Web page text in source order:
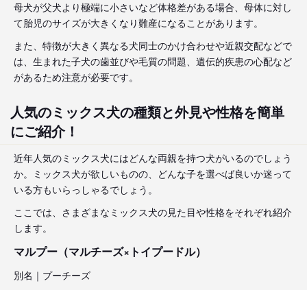
母犬が父犬より極端に小さいなど体格差がある場合、母体に対し
て胎児のサイズが大きくなり難産になることがあります。
また、特徴が大きく異なる犬同士のかけ合わせや近親交配などで
は、生まれた子犬の歯並びや毛質の問題、遺伝的疾患の心配など
があるため注意が必要です。
人気のミックス犬の種類と外見や性格を簡単
にご紹介！
近年人気のミックス犬にはどんな両親を持つ犬がいるのでしょう
か。ミックス犬が欲しいものの、どんな子を選べば良いか迷って
いる方もいらっしゃるでしょう。
ここでは、さまざまなミックス犬の見た目や性格をそれぞれ紹介
します。
マルプー（マルチーズ×トイプードル）
別名｜プーチーズ